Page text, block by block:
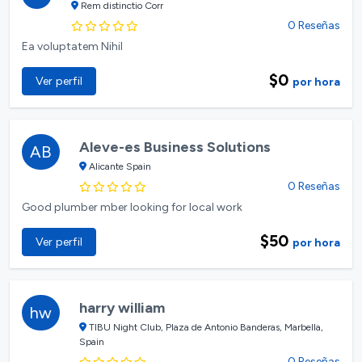
Rem distinctio Corr
0 Reseñas
Ea voluptatem Nihil
Ver perfil $0 por hora
AB Aleve-es Business Solutions
Alicante Spain
0 Reseñas
Good plumber mber looking for local work
Ver perfil $50 por hora
hw harry william
TIBU Night Club, Plaza de Antonio Banderas, Marbella,
Spain